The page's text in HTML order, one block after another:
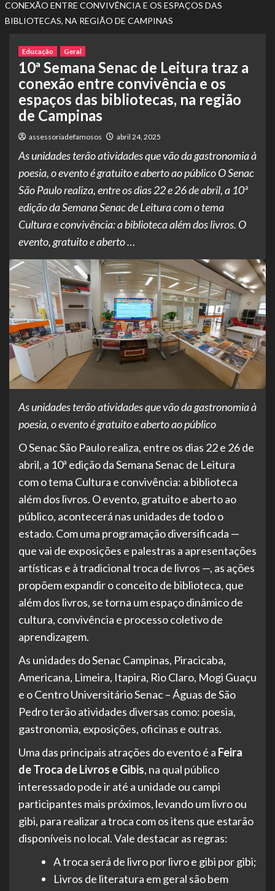
CONEXÃO ENTRE CONVIVÊNCIA E OS ESPAÇOS DAS
BIBLIOTECAS, NA REGIÃO DE CAMPINAS
Educação Geral
10ª Semana Senac de Leitura traz a
conexão entre convivência e os
espaços das bibliotecas, na região
de Campinas
assessoriadefamosos abril 24, 2025
As unidades terão atividades que vão da gastronomia à
poesia, o evento é gratuito e aberto ao público O Senac
São Paulo realiza, entre os dias 22 e 26 de abril, a 10ª
edição da Semana Senac de Leitura com o tema
Cultura e convivência: a biblioteca além dos livros. O
evento, gratuito e aberto …
As unidades terão atividades que vão da gastronomia à
poesia, o evento é gratuito e aberto ao público
O Senac São Paulo realiza, entre os dias 22 e 26 de
abril, a 10ª edição da Semana Senac de Leitura
com o tema Cultura e convivência: a biblioteca
além dos livros. O evento, gratuito e aberto ao
público, acontecerá nas unidades de todo o
estado. Com uma programação diversificada —
que vai de exposições e palestras a apresentações
artísticas e à tradicional troca de livros —, as ações
propõem expandir o conceito de biblioteca, que
além dos livros, se torna um espaço dinâmico de
cultura, convivência e processo coletivo de
aprendizagem.
As unidades do Senac Campinas, Piracicaba,
Americana, Limeira, Itapira, Rio Claro, Mogi Guaçu
e o Centro Universitário Senac – Águas de São
Pedro terão atividades diversas como: poesia,
gastronomia, exposições, oficinas e outras.
Uma das principais atrações do evento é a Feira
de Troca de Livros e Gibis, na qual público
interessado pode ir até a unidade ou campi
participantes mais próximos, levando um livro ou
gibi, para realizar a troca com os itens que estarão
disponíveis no local. Vale destacar as regras:
A troca será de livro por livro e gibi por gibi;
Livros de literatura em geral são bem